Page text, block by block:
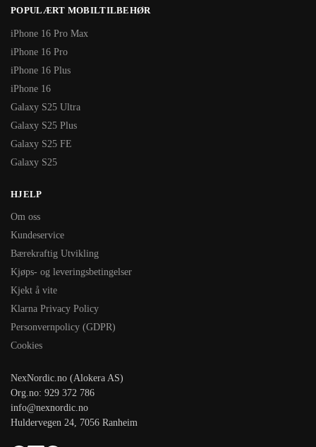
POPULÆRT MOBILTILBEHØR
iPhone 16 Pro Max
iPhone 16 Pro
iPhone 16 Plus
iPhone 16
Galaxy S25 Ultra
Galaxy S25 Plus
Galaxy S25 FE
Galaxy S25
HJELP
Om oss
Kundeservice
Bærekraftig Utvikling
Kjøps- og leveringsbetingelser
Kjekt å vite
Klarna Privacy Policy
Personvernpolicy (GDPR)
Cookies
NexNordic.no (Alokera AS)
Org.no: 929 372 786
info@nexnordic.no
Huldervegen 24, 7056 Ranheim